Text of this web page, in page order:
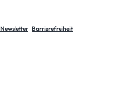
Newsletter Barrierefreiheit